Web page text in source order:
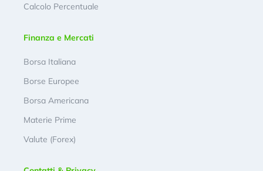
Calcolo Percentuale
Finanza e Mercati
Borsa Italiana
Borse Europee
Borsa Americana
Materie Prime
Valute (Forex)